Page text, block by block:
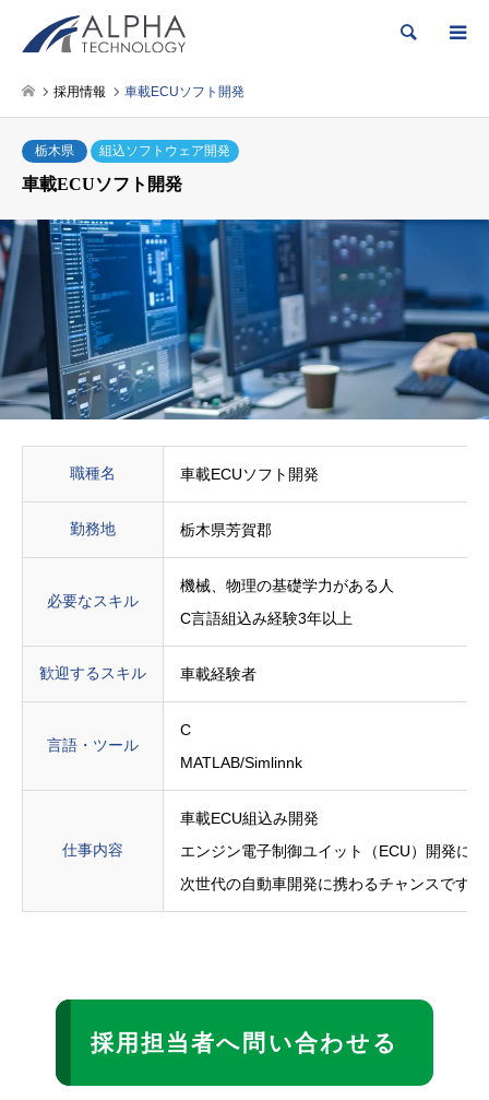
検索
採用情報 車載ECUソフト開発
栃木県 組込ソフトウェア開発
車載ECUソフト開発
職種名 車載ECUソフト開発
勤務地 栃木県芳賀郡
必要なスキル
機械、物理の基礎学力がある人
C言語組込み経験3年以上
歓迎するスキル 車載経験者
言語・ツール
C
MATLAB/Simlinnk
仕事内容
車載ECU組込み開発
エンジン電子制御ユイット（ECU）開発に
次世代の自動車開発に携わるチャンスです！
採用担当者へ問い合わせる